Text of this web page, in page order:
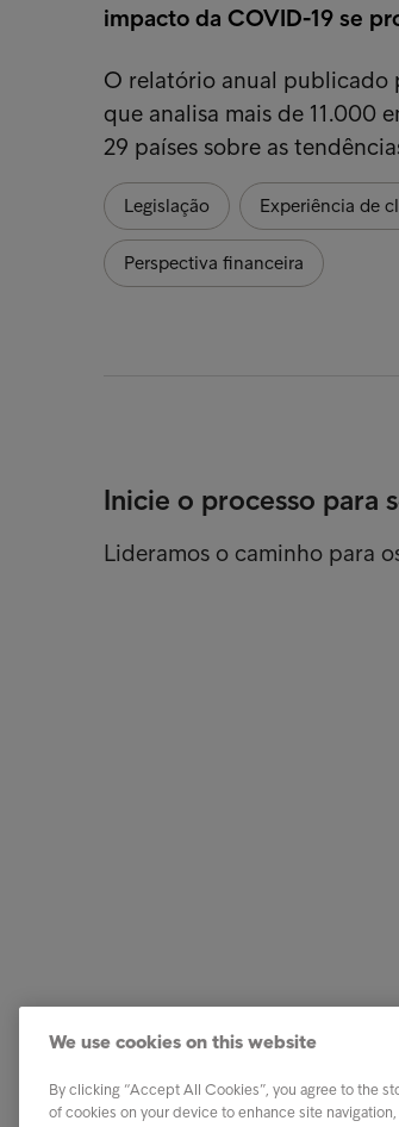
impacto da COVID-19 se
O relatório anual publicado
que analisa mais de 11.000
29 países sobre as
Legislação Experiência de
Perspectiva financeira
Inicie o processo para
Lideramos o caminho para
Relatórios e Análises
Sobre a Intrum
Contacto
We use cookies on this website
By clicking “Accept All Cookies”, you agree to the
of cookies on your device to enhance site navigation,